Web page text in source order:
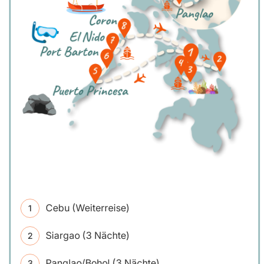
Cebu (Weiterreise)
Siargao (3 Nächte)